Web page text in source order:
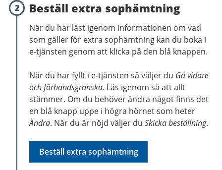
2 Beställ extra sophämtning
När du har läst igenom informationen om vad
som gäller för extra sophämtning kan du boka i
e-tjänsten genom att klicka på den blå knappen.
När du har fyllt i e-tjänsten så väljer du Gå vidare
och förhandsgranska. Läs igenom så att allt
stämmer. Om du behöver ändra något finns det
en blå knapp uppe i högra hörnet som heter
Ändra. När du är nöjd väljer du Skicka beställning.
Beställ extra sophämtning